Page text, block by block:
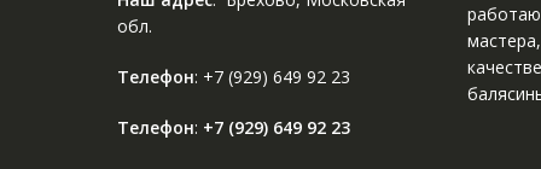
обл.
Телефон: +7 (929) 649 92 23
Телефон: +7 (929) 649 92 23